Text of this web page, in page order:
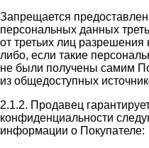
Запрещается
персональных данных
от третьих лиц разрешения
либо, если такие
не были получены самим
из общедоступных
2.1.2. Продавец
конфиденциальности
информации о Покупателе: